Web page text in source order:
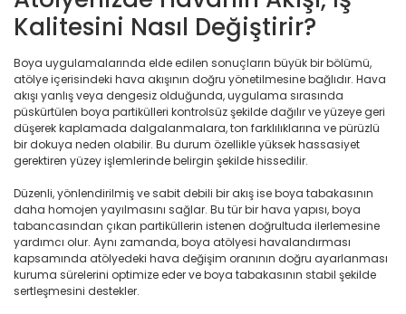
Kalitesini Nasıl Değiştirir?
Boya uygulamalarında elde edilen sonuçların büyük bir bölümü,
atölye içerisindeki hava akışının doğru yönetilmesine bağlıdır. Hava
akışı yanlış veya dengesiz olduğunda, uygulama sırasında
püskürtülen boya partikülleri kontrolsüz şekilde dağılır ve yüzeye geri
düşerek kaplamada dalgalanmalara, ton farklılıklarına ve pürüzlü
bir dokuya neden olabilir. Bu durum özellikle yüksek hassasiyet
gerektiren yüzey işlemlerinde belirgin şekilde hissedilir.
Düzenli, yönlendirilmiş ve sabit debili bir akış ise boya tabakasının
daha homojen yayılmasını sağlar. Bu tür bir hava yapısı, boya
tabancasından çıkan partiküllerin istenen doğrultuda ilerlemesine
yardımcı olur. Aynı zamanda, boya atölyesi havalandırması
kapsamında atölyedeki hava değişim oranının doğru ayarlanması
kuruma sürelerini optimize eder ve boya tabakasının stabil şekilde
sertleşmesini destekler.